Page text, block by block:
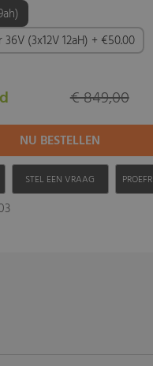
(3x12V 12aH) + €50.00
€ 849,00
STEL EEN VRAAG